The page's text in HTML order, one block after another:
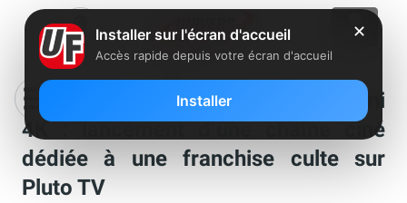
Abonnés Freebox Pop, Ultra et mini
4K : lancement d’une chaîne ciné
dédiée à une franchise culte sur
Pluto TV
✕
Installer sur l'écran d'accueil
Accès rapide depuis votre écran d'accueil
Installer